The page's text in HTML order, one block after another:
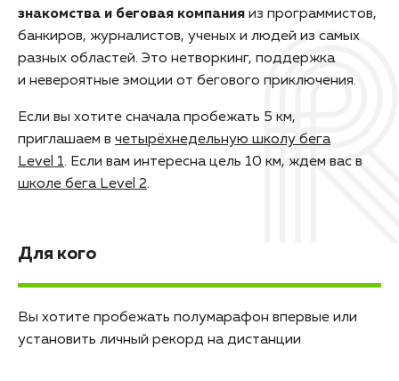
знакомства и беговая компания из программистов,
банкиров, журналистов, ученых и людей из самых
разных областей. Это нетворкинг, поддержка
и невероятные эмоции от бегового приключения.
Если вы хотите сначала пробежать 5 км,
приглашаем в четырёхнедельную школу бега
Level 1. Если вам интересна цель 10 км, ждем вас в
школе бега Level 2.
Для кого
Вы хотите пробежать полумарафон впервые или
установить личный рекорд на дистанции